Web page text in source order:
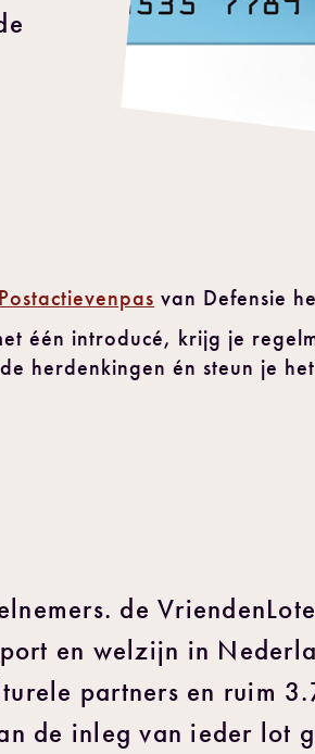
Postactievenpas van Defensie
één introducé, krijg je
herdenkingen én steun je
de
en welzijn in
partners en ruim
de inleg van ieder lot